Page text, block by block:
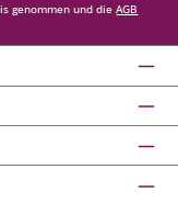
genommen und dieAGB